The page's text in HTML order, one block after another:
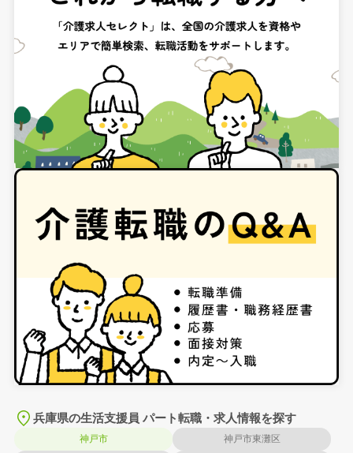
兵庫県の生活支援員 パート転職・求人情報を探す
神戸市 神戸市東灘区